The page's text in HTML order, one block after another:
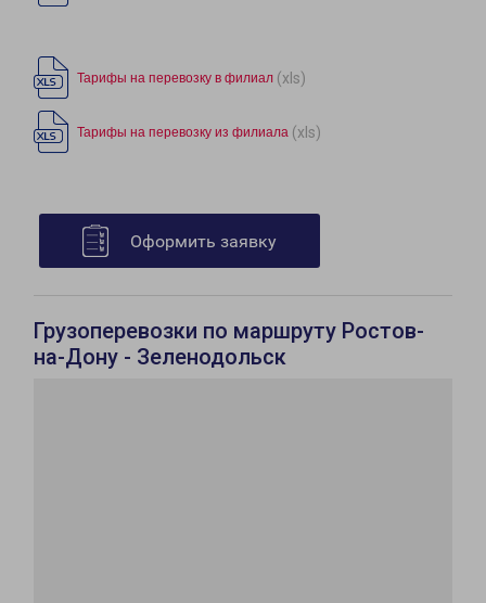
Тарифы на перевозку в филиал (xls)
Тарифы на перевозку из филиала (xls)
Оформить заявку
Грузоперевозки по маршруту Ростов-
на-Дону - Зеленодольск